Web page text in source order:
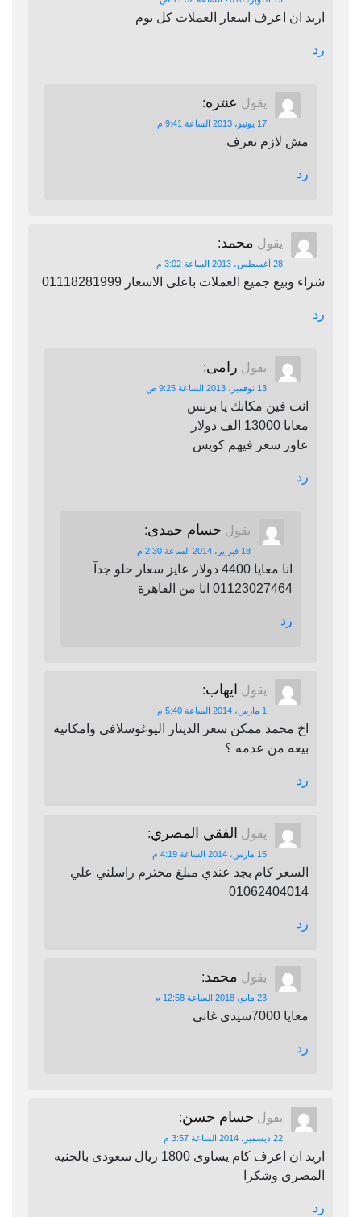
ان اعرف اسعار العملات كل ىوم
يقول عنتره:
مش لازم تعرف
يقول محمد:
وبيع جميع العملات باعلى الاسعار 01118281999
يقول رامى:
انت فين مكانك يا برنس
عاوز سعر فيهم كويس
يقول حسام حمدى:
انا معايا 4400 دولار عايز سعار حلو جدآ
01123027464 انا من القاهرة
يقول ايهاب:
اخ محمد ممكن سعر الدينار اليوغوسلافى وامكانية
بيعه من عدمه ؟
يقول الفقي المصري
السعر كام بجد عندي مبلغ محترم راسلني علي
01062404014
يقول محمد:
يقول حسام حسن:
اريد ان اعرف كام يساوى 1800 ريال سعودى بالجنيه
وشكرا